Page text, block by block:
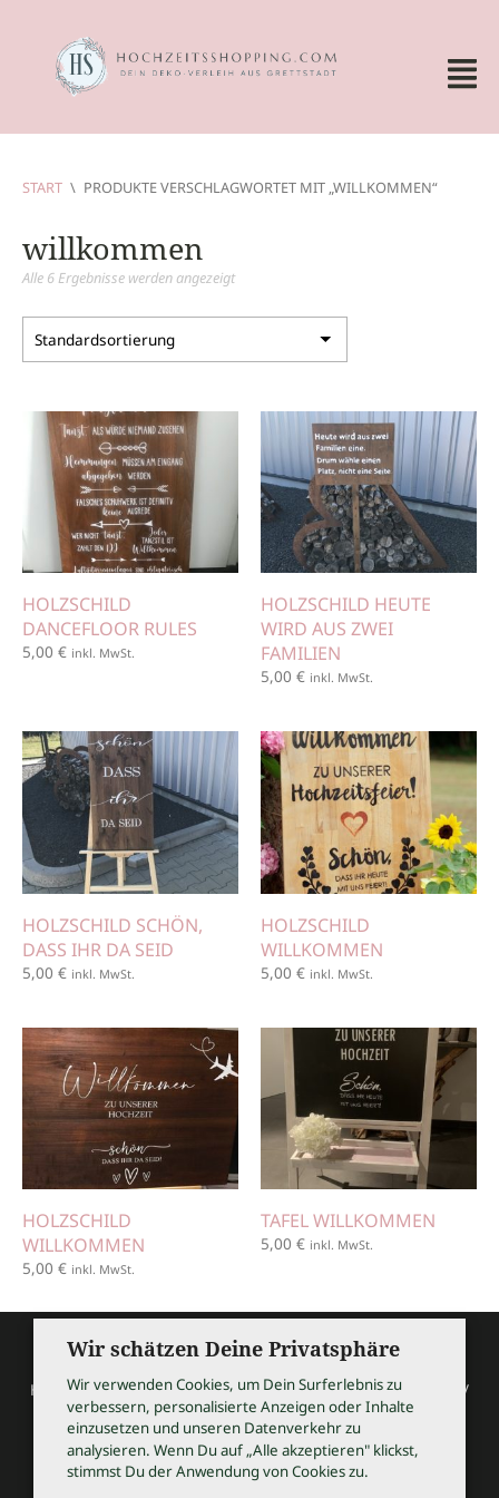
START \ PRODUKTE VERSCHLAGWORTET MIT „WILLKOMMEN“
willkommen
Alle 6 Ergebnisse werden angezeigt
HOLZSCHILD
DANCEFLOOR RULES
5,00 € inkl. MwSt.
HOLZSCHILD HEUTE
WIRD AUS ZWEI
FAMILIEN
5,00 € inkl. MwSt.
HOLZSCHILD SCHÖN,
DASS IHR DA SEID
5,00 € inkl. MwSt.
HOLZSCHILD
WILLKOMMEN
5,00 € inkl. MwSt.
HOLZSCHILD
WILLKOMMEN
5,00 € inkl. MwSt.
TAFEL WILLKOMMEN
5,00 € inkl. MwSt.
HOCHZEITSSHOPPING / Thomas Bauer / Meßmerstraße 32 /
97508 Grettstadt
Tel 09729 9099504 / info@hochzeitsshopping.com
AGB
Wir schätzen Deine Privatsphäre
Wir verwenden Cookies, um Dein Surferlebnis zu
verbessern, personalisierte Anzeigen oder Inhalte
einzusetzen und unseren Datenverkehr zu
analysieren. Wenn Du auf „Alle akzeptieren" klickst,
stimmst Du der Anwendung von Cookies zu.